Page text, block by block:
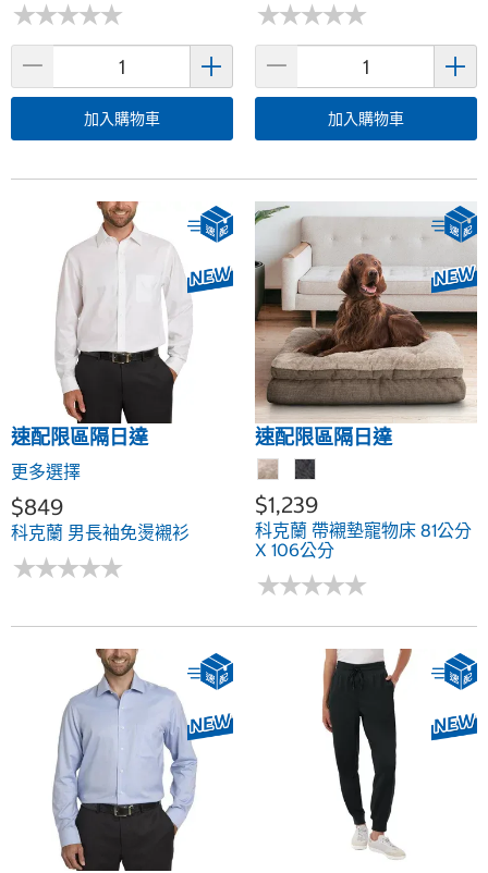
★★★★★
★★★★★
加入購物車
★★★★★
★★★★★
加入購物車
速配限區隔日達
更多選擇
$849
科克蘭 男長袖免燙襯衫
★★★★★
★★★★★
速配限區隔日達
$1,239
科克蘭 帶襯墊寵物床 81公分
X 106公分
★★★★★
★★★★★